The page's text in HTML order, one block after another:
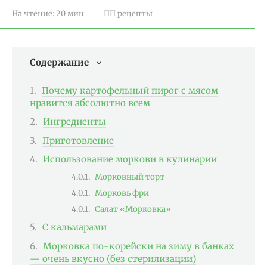
На чтение: 20 мин ПП рецепты
Содержание
Почему картофельный пирог с мясом
нравится абсолютно всем
Ингредиенты
Приготовление
Использование моркови в кулинарии
Морковный торт
Морковь фри
Салат «Морковка»
С кальмарами
Морковка по-корейски на зиму в банках
— очень вкусно (без стерилизации)